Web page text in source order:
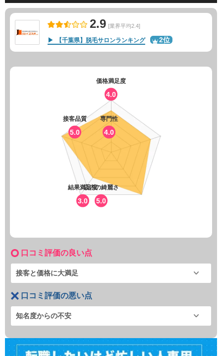
2.9 [業界平均2.4]
【千葉県】脱毛サロンランキング 2位
価格満足度
4.0
専門性
4.0
店内の綺麗さ
5.0
結果満足度
3.0
接客品質
5.0
口コミ評価の良い点
接客と価格に大満足
口コミ評価の悪い点
知名度からの不安